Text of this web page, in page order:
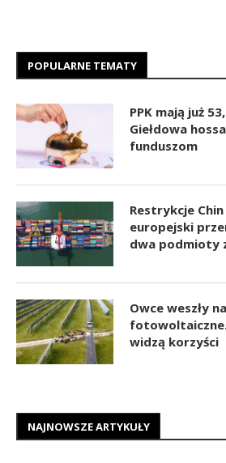
POPULARNE TEMATY
PPK mają już
Giełdowa
funduszom
Restrykcje
europejski
dwa podmioty
Owce weszły
widzą korzyści
NAJNOWSZE ARTYKUŁY